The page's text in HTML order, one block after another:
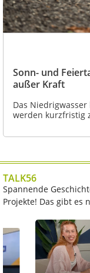
Sonn- und
außer Kraft
Das
werden kurzfristig
TALK56
Spannende
Projekte! Das gibt es